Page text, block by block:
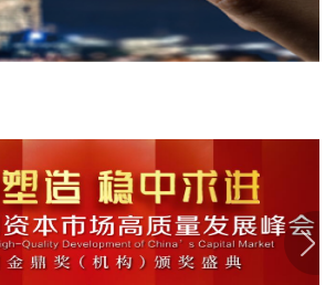
光科技跌超2%，SK海力士跌超5%，闪迪
超5%，希捷科技跌超9%。
关系活动记录表披露，冠盛东驰电池工厂
，为提升工厂调试进度，国网温州供电公
临时线路协助公司推进设备调试进度。6月
顺利完成110千伏变电站的建设并顺利引入
目前工厂已经进入全面联机调试工作，预
月。固液混合电池量产线尚未正式下线，
司公开披露的信息为准。